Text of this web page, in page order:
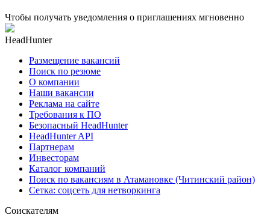
Чтобы получать уведомления о приглашениях мгновенно
HeadHunter
Размещение вакансий
Поиск по резюме
О компании
Наши вакансии
Реклама на сайте
Требования к ПО
Безопасный HeadHunter
HeadHunter API
Партнерам
Инвесторам
Каталог компаний
Поиск по вакансиям в Атамановке (Читинский район)
Сетка: соцсеть для нетворкинга
Соискателям